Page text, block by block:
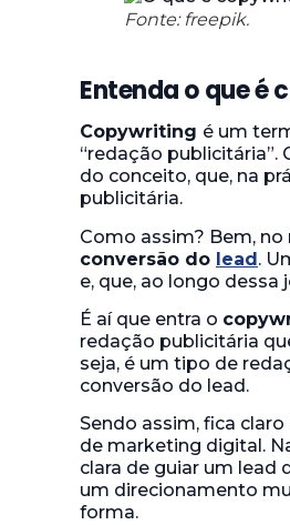
Fonte: freepik.
Entenda o que é
Copywriting é um
“redação
do conceito, que, na
publicitária.
Como assim? Bem, no
conversão do lead.
e, que, ao longo
É aí que entra o
redação publicitária
seja, é um tipo de
conversão do lead.
Sendo assim, fica claro
de marketing digital.
clara de guiar um lead
um direcionamento
forma.